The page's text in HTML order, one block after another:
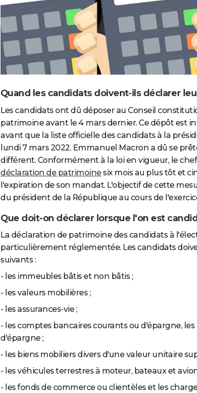
Quand les candidats doivent-ils déclarer
Les candidats ont dû déposer au Conseil
patrimoine avant le 4 mars dernier. Ce dépôt est
avant que la liste officielle des candidats à la
lundi 7 mars 2022. Emmanuel Macron a dû se
différent. Conformément à la loi en vigueur, le
déclaration de patrimoine six mois au plus tôt et
l'expiration de son mandat. L'objectif de cette
du président de la République au cours de
Que doit-on déclarer lorsque l'on est
La déclaration de patrimoine des candidats à
particulièrement réglementée. Les candidats
suivants :
- les immeubles bâtis et non bâtis ;
- les valeurs mobilières ;
- les assurances-vie ;
- les comptes bancaires courants ou d'épargne,
d'épargne ;
- les biens mobiliers divers d'une valeur unitaire
- les véhicules terrestres à moteur, bateaux et
- les fonds de commerce ou clientèles et les